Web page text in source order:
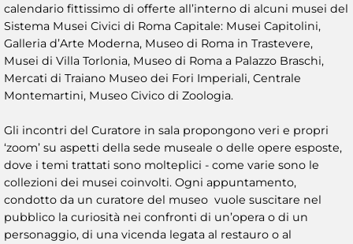
calendario fittissimo di offerte all’interno di alcuni musei del
Sistema Musei Civici di Roma Capitale: Musei Capitolini,
Galleria d’Arte Moderna, Museo di Roma in Trastevere,
Musei di Villa Torlonia, Museo di Roma a Palazzo Braschi,
Mercati di Traiano Museo dei Fori Imperiali, Centrale
Montemartini, Museo Civico di Zoologia.
Gli incontri del Curatore in sala propongono veri e propri
‘zoom’ su aspetti della sede museale o delle opere esposte,
dove i temi trattati sono molteplici - come varie sono le
collezioni dei musei coinvolti. Ogni appuntamento,
condotto da un curatore del museo vuole suscitare nel
pubblico la curiosità nei confronti di un’opera o di un
personaggio, di una vicenda legata al restauro o al